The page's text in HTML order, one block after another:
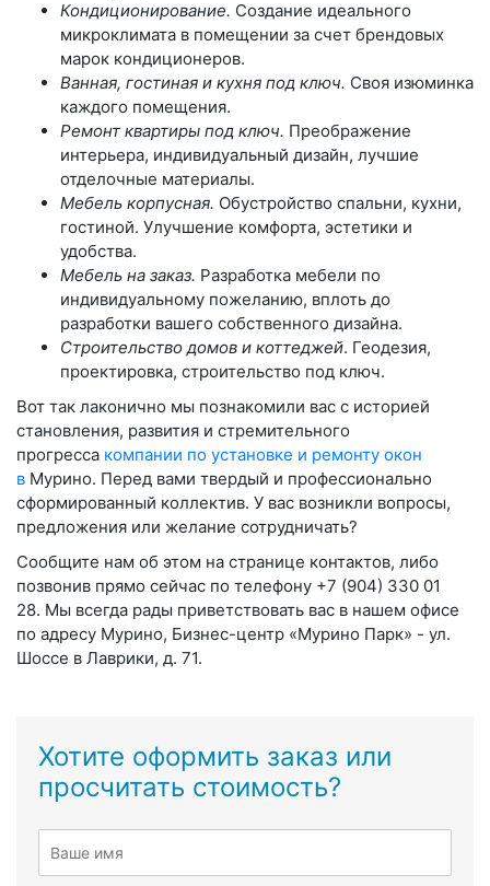
Кондиционирование. Создание идеального
микроклимата в помещении за счет брендовых
марок кондиционеров.
Ванная, гостиная и кухня под ключ. Своя изюминка
каждого помещения.
Ремонт квартиры под ключ. Преображение
интерьера, индивидуальный дизайн, лучшие
отделочные материалы.
Мебель корпусная. Обустройство спальни, кухни,
гостиной. Улучшение комфорта, эстетики и
удобства.
Мебель на заказ. Разработка мебели по
индивидуальному пожеланию, вплоть до
разработки вашего собственного дизайна.
Строительство домов и коттеджей. Геодезия,
проектировка, строительство под ключ.
Вот так лаконично мы познакомили вас с историей
становления, развития и стремительного
прогресса компании по установке и ремонту окон
в Мурино. Перед вами твердый и профессионально
сформированный коллектив. У вас возникли вопросы,
предложения или желание сотрудничать?
Сообщите нам об этом на странице контактов, либо
позвонив прямо сейчас по телефону +7 (904) 330 01
28. Мы всегда рады приветствовать вас в нашем офисе
по адресу Мурино, Бизнес-центр «Мурино Парк» - ул.
Шоссе в Лаврики, д. 71.
Хотите оформить заказ или
просчитать стоимость?